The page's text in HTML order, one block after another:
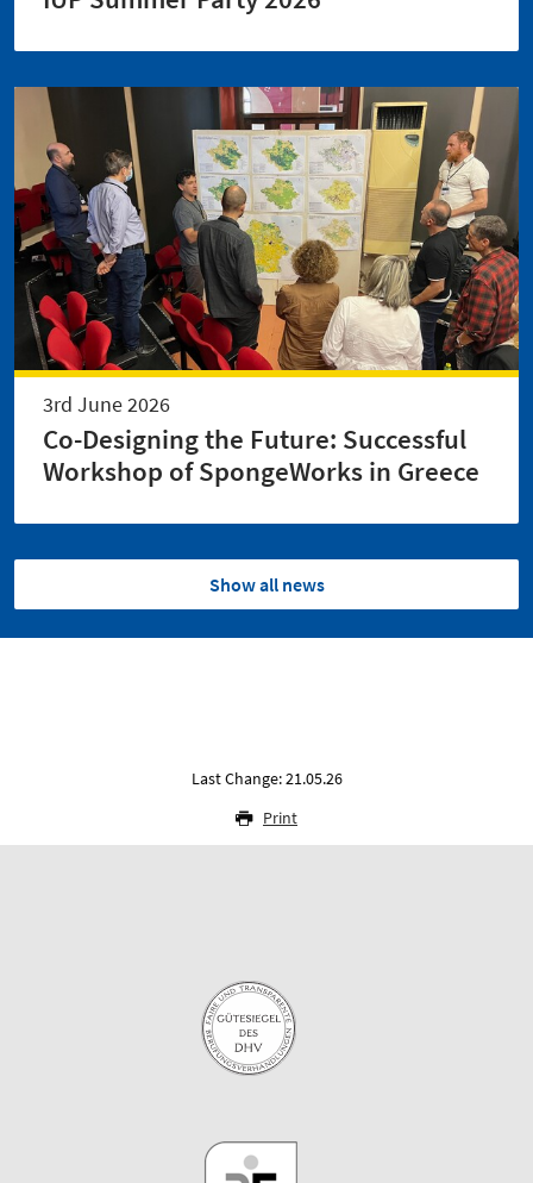
3rd June 2026
Co-Designing the Future: Successful
Workshop of SpongeWorks in Greece
Show all news
Last Change: 21.05.26
Print